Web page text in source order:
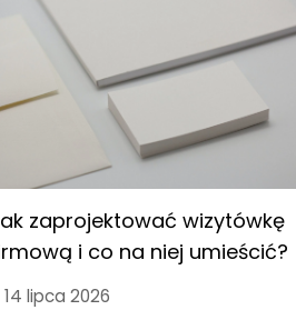
zaprojektować wizytówkę
i co na niej umieścić?
14 lipca 2026